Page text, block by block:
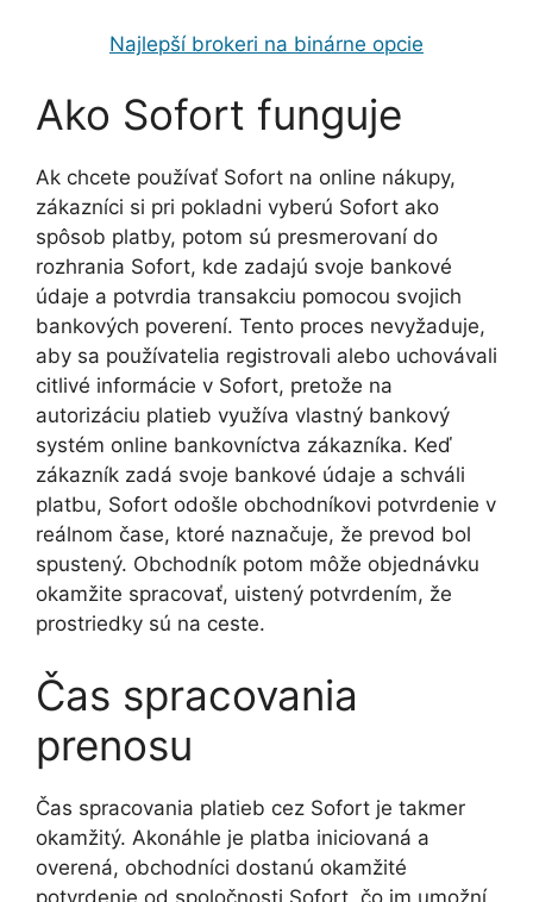
Najlepší brokeri na binárne opcie
Ako Sofort funguje
Ak chcete používať Sofort na online nákupy,
zákazníci si pri pokladni vyberú Sofort ako
spôsob platby, potom sú presmerovaní do
rozhrania Sofort, kde zadajú svoje bankové
údaje a potvrdia transakciu pomocou svojich
bankových poverení. Tento proces nevyžaduje,
aby sa používatelia registrovali alebo uchovávali
citlivé informácie v Sofort, pretože na
autorizáciu platieb využíva vlastný bankový
systém online bankovníctva zákazníka. Keď
zákazník zadá svoje bankové údaje a schváli
platbu, Sofort odošle obchodníkovi potvrdenie v
reálnom čase, ktoré naznačuje, že prevod bol
spustený. Obchodník potom môže objednávku
okamžite spracovať, uistený potvrdením, že
prostriedky sú na ceste.
Čas spracovania
prenosu
Čas spracovania platieb cez Sofort je takmer
okamžitý. Akonáhle je platba iniciovaná a
overená, obchodníci dostanú okamžité
potvrdenie od spoločnosti Sofort, čo im umožní